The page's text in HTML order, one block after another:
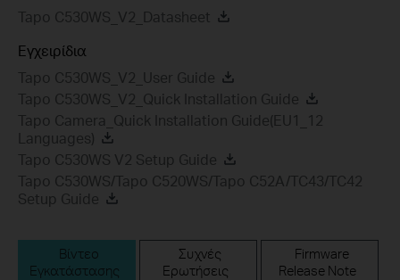
Tapo C530WS_V2_Datasheet
Εγχειρίδια
Tapo C530WS_V2_User Guide
Tapo C530WS_V2_Quick Installation Guide
Tapo Camera_Quick Installation Guide(EU1_12
Languages)
Tapo C530WS V2 Setup Guide
Tapo C530WS/Tapo C520WS/Tapo C52A/TC43/TC42
Setup Guide
Βίντεο
Εγκατάστασης
Συχνές
Ερωτήσεις
Firmware
Release Note